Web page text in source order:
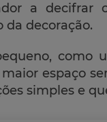
a decifrar
da decoração.
como
espaço
simples e